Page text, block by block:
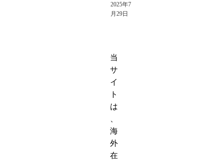
2025年7
月29日
当
サ
イ
ト
は
海
外
在